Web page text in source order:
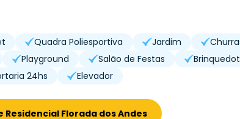
Quadra Poliesportiva Jardim
Playground Salão de Festas
24hs Elevador
Residencial Florada dos Andes